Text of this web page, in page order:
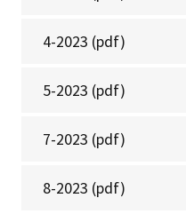
4-2023 (pdf)
5-2023 (pdf)
7-2023 (pdf)
8-2023 (pdf)